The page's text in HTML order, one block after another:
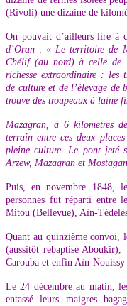
(Rivoli) une dizaine de
On pouvait d’ailleurs lire à
d’Oran : «Le territoire de
Chélif (au nord) à celle de
richesse extraordinaire : les
de culture et de l’élevage de
trouve des troupeaux à laine
Mazagran, à 6 kilomètres
terrain entre ces deux
pleine culture. Le pont jeté
Arzew, Mazagran et
Puis, en novembre 1848,
personnes fut réparti entre
Mitou (Bellevue), Aïn-
Quant au quinzième convoi,
(aussitôt rebaptisé Aboukir),
Carouba et enfin Aïn-
Le 24 décembre au matin,
entassé leurs maigres